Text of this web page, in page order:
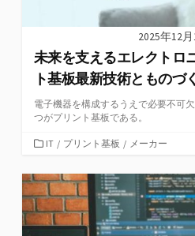
2025年12
未来を支えるエレクトロ
ト基板最新技術とものづ
電子機器を構成するうえで必要不可
つがプリント基板である。
カ
ゴ
リ
ー
IT / プリント基板 / メーカー